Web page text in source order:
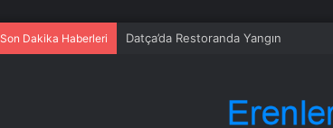
Son Dakika Haberleri Datça’da Restoranda Yangın